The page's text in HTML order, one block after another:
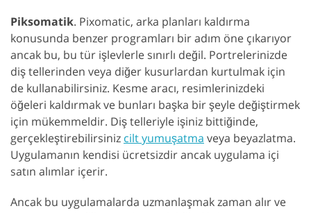
Piksomatik. Pixomatic, arka planları kaldırma
konusunda benzer programları bir adım öne çıkarıyor
ancak bu, bu tür işlevlerle sınırlı değil. Portrelerinizde
diş tellerinden veya diğer kusurlardan kurtulmak için
de kullanabilirsiniz. Kesme aracı, resimlerinizdeki
öğeleri kaldırmak ve bunları başka bir şeyle değiştirmek
için mükemmeldir. Diş telleriyle işiniz bittiğinde,
gerçekleştirebilirsiniz cilt yumuşatma veya beyazlatma.
Uygulamanın kendisi ücretsizdir ancak uygulama içi
satın alımlar içerir.
Ancak bu uygulamalarda uzmanlaşmak zaman alır ve